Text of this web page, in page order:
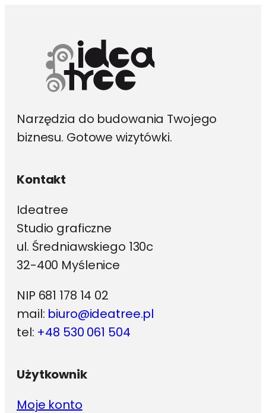
Narzędzia do budowania Twojego
biznesu. Gotowe wizytówki.
Kontakt
Ideatree
Studio graficzne
ul. Średniawskiego 130c
32-400 Myślenice
NIP 681 178 14 02
mail: biuro@ideatree.pl
tel: +48 530 061 504
Użytkownik
Moje konto